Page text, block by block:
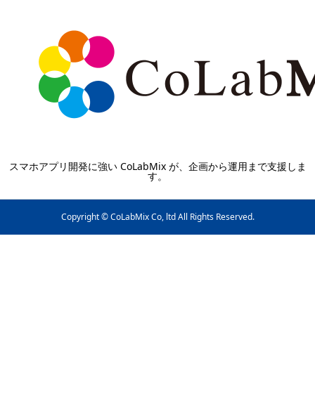
スマホアプリ開発に強い CoLabMix が、企画から運用まで支援しま
す。
Copyright © CoLabMix Co, ltd All Rights Reserved.